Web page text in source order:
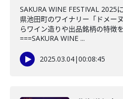
SAKURA WINE FESTIVAL 2025
県池田町のワイナリー「ドメー
らワイン造りや出品銘柄の特徴
===SAKURA WINE ...
2025.03.04|00:08:45